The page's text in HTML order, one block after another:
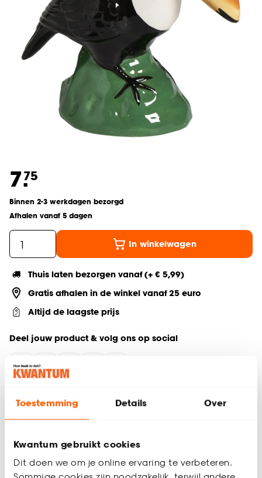
Toestemming Details Over
Kwantum gebruikt cookies
Dit doen we om je online ervaring te verbeteren.
7.75
Binnen 2-3 werkdagen bezorgd
Afhalen vanaf 5 dagen
In winkelwagen
Thuis laten bezorgen vanaf (+ € 5,99)
Gratis afhalen in de winkel vanaf 25 euro
Altijd de laagste prijs
Deel jouw product & volg ons op social
Productomschrijving
De Toucan kandelaar brengt direct warmte en gezelligheid in
jouw interieur. Deze kleine kandelaar in stijlvol multicolor
heeft een modern design en is geschikt voor één dinerkaars.